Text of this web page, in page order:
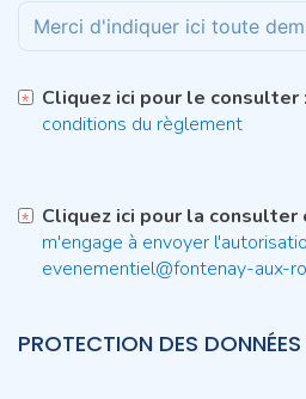
Cliquez ici pour le consulter
conditions du règlement
Cliquez ici pour la
m'engage à envoyer
evenementiel@fontenay-aux-
PROTECTION DES DONNÉES